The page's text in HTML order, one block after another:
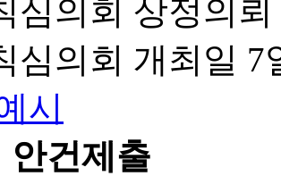
심의회 상정의
심의회 개최일 7
시
안건제출